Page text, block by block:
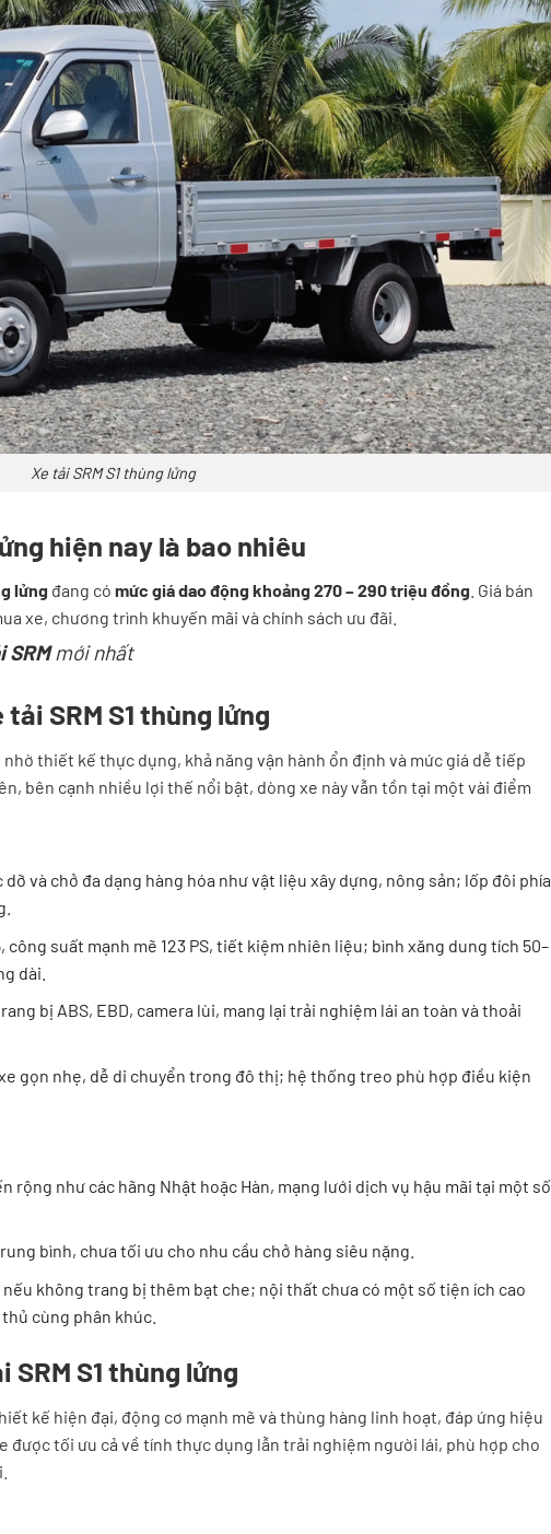
Xe tải SRM S1 thùng lửng
hiện nay là bao nhiêu
lửng đang có mức giá dao động khoảng 270 – 290 triệu đồng . Giá bán
xe, chương trình khuyến mãi và chính sách ưu đãi.
SRM mới nhất
SRM S1 thùng lửng
nhờ thiết kế thực dụng, khả năng vận hành ổn định và mức giá dễ tiếp
bên cạnh nhiều lợi thế nổi bật, dòng xe này vẫn tồn tại một vài điểm
và chở đa dạng hàng hóa như vật liệu xây dựng, nông sản; lốp đôi phía
công suất mạnh mẽ 123 PS, tiết kiệm nhiên liệu; bình xăng dung tích 50–
dài.
bị ABS, EBD, camera lùi, mang lại trải nghiệm lái an toàn và thoải
gọn nhẹ, dễ di chuyển trong đô thị; hệ thống treo phù hợp điều kiện
rộng như các hãng Nhật hoặc Hàn, mạng lưới dịch vụ hậu mãi tại một số
bình, chưa tối ưu cho nhu cầu chở hàng siêu nặng.
không trang bị thêm bạt che; nội thất chưa có một số tiện ích cao
cùng phân khúc.
S1 thùng lửng
kế hiện đại, động cơ mạnh mẽ và thùng hàng linh hoạt, đáp ứng hiệu
được tối ưu cả về tính thực dụng lẫn trải nghiệm người lái, phù hợp cho